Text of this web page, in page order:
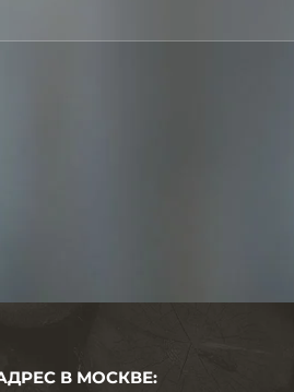
В МОСКВЕ: